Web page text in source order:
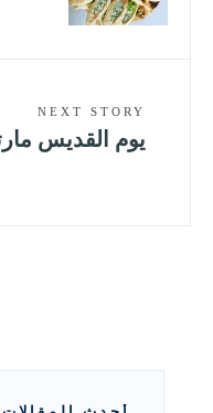
NEXT STORY
يوم القديس